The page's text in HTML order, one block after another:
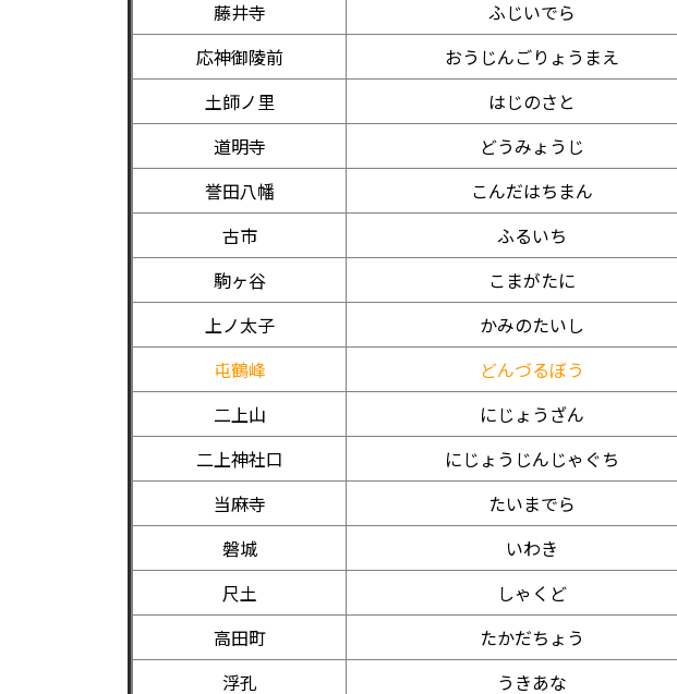
藤井寺 ふじいでら
応神御陵前 おうじんごりょうまえ
土師ノ里 はじのさと
道明寺 どうみょうじ
誉田八幡 こんだはちまん
古市 ふるいち
駒ヶ谷 こまがたに
上ノ太子 かみのたいし
屯鶴峰 どんづるぼう
二上山 にじょうざん
二上神社口 にじょうじんじゃぐち
当麻寺 たいまでら
磐城 いわき
尺土 しゃくど
高田町 たかだちょう
浮孔 うきあな